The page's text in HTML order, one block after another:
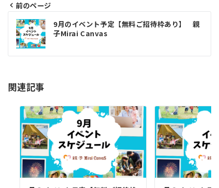
投
稿
ナ
ゲ
前のページ
9月のイベント予定【無料ご招待枠あり】 親
子Mirai Canvas
関連記事